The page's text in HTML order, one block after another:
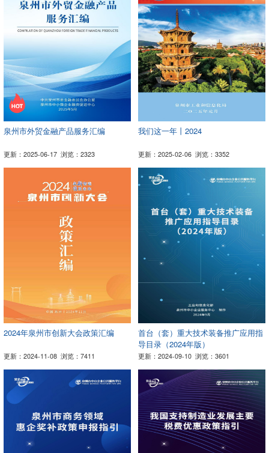
泉州市外贸金融产品服务汇编
更新：2025-06-17 浏览：2323
我们这一年丨2024
更新：2025-02-06 浏览：3352
2024年泉州市创新大会政策汇编
更新：2024-11-08 浏览：7411
首台（套）重大技术装备推广应用指
导目录（2024年版）
更新：2024-09-10 浏览：3601